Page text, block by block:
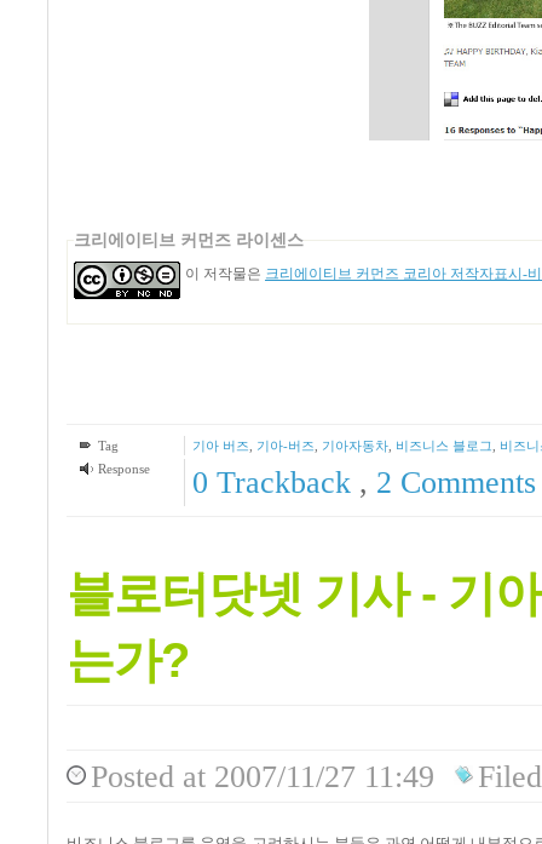
크리에이티브 커먼즈 라이센스
이 저작물은 크리에이티브 커먼즈 코리아 저작자표시-
Tag 기아 버즈 기아-버즈 기아자동차, 비즈니스 블로그
비즈
Response
0 Trackback , 2 Comments
블로터닷넷 기사 - 기
는가?
Posted at 2007/11/27 11:49 Filed